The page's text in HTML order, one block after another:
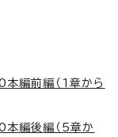
編前編（1章から
編後編（5章か